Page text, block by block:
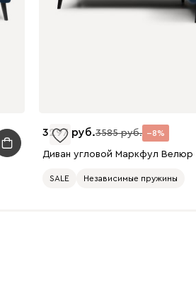
3297 3585 8
Диван угловой Маркфул Велюр
SALE Независимые пружины